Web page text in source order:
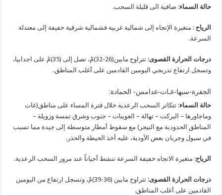
حالة السماء: صافية الى قليلة السحب.
الرياح : متغيرة الإتجاه إلى شمالية غربية فشمالية شرقية خفيفة إلى معتدلة
السرعة.
درجات الحرارة القصوى
: تتراوح مابين(26-32)مْ، تصل إلى (35)مْ على اجدابيا،
وتسجل ارتفاع تدريجي اليومين القادمين على أغلب المناطق.
الجفرة-سبها-غـات-غدامس- الحمادة:
حالة السماء: تتكاثر السحب الرعدية خلال فترة المساء على مناطق(غات
وماجاورها – البركت – تهالة – العوينات – جنوب وشرق تمسة وزويلة –
المناطق الحدودية مع النيجر) مع سقوط أمطار متوسطة إلى جيدة مما تسبب
في سيول وجريان بعض الأودية، عليه أخذ الحيطة والحذر.
الرياح: متغيرة الاتجاه خفيفة السرعة تنشط أحياناً عند مرور السحب الرعدية.
درجات الحرارة القصوى
: تتراوح مابين (36-39)مْ، وتسجل ارتفاع من اليومين
القادمين على أغلب المناطق.